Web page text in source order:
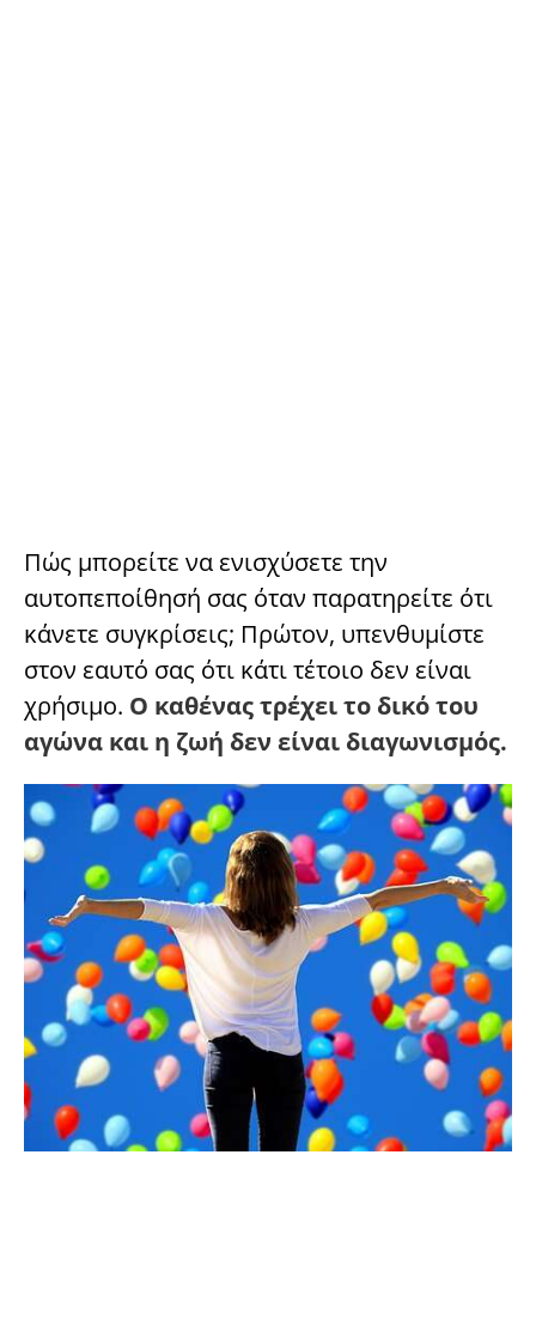
Πώς μπορείτε να ενισχύσετε την
αυτοπεποίθησή σας όταν παρατηρείτε ότι
κάνετε συγκρίσεις; Πρώτον, υπενθυμίστε
στον εαυτό σας ότι κάτι τέτοιο δεν είναι
χρήσιμο. Ο καθένας τρέχει το δικό του
αγώνα και η ζωή δεν είναι διαγωνισμός.